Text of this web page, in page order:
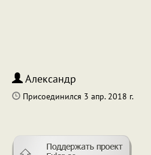
Александр
Присоединился 3 апр. 2018 г.